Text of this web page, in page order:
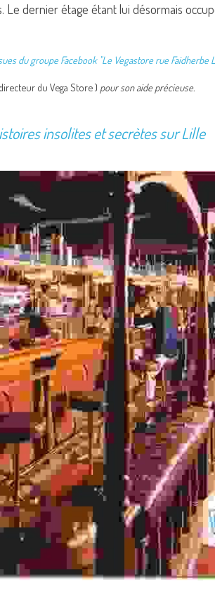
Le dernier étage étant lui désormais
du groupe Facebook "Le Vegastore rue Faidherbe
du Vega Store ) pour son aide précieuse.
insolites et secrètes sur Lille